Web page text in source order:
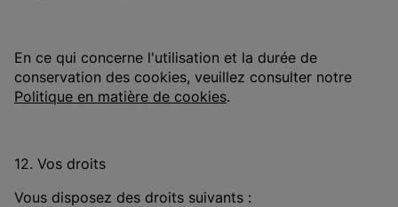
En ce qui concerne l'utilisation et la durée de
conservation des cookies, veuillez consulter notre
Politique en matière de cookies.
12. Vos droits
Vous disposez des droits suivants :